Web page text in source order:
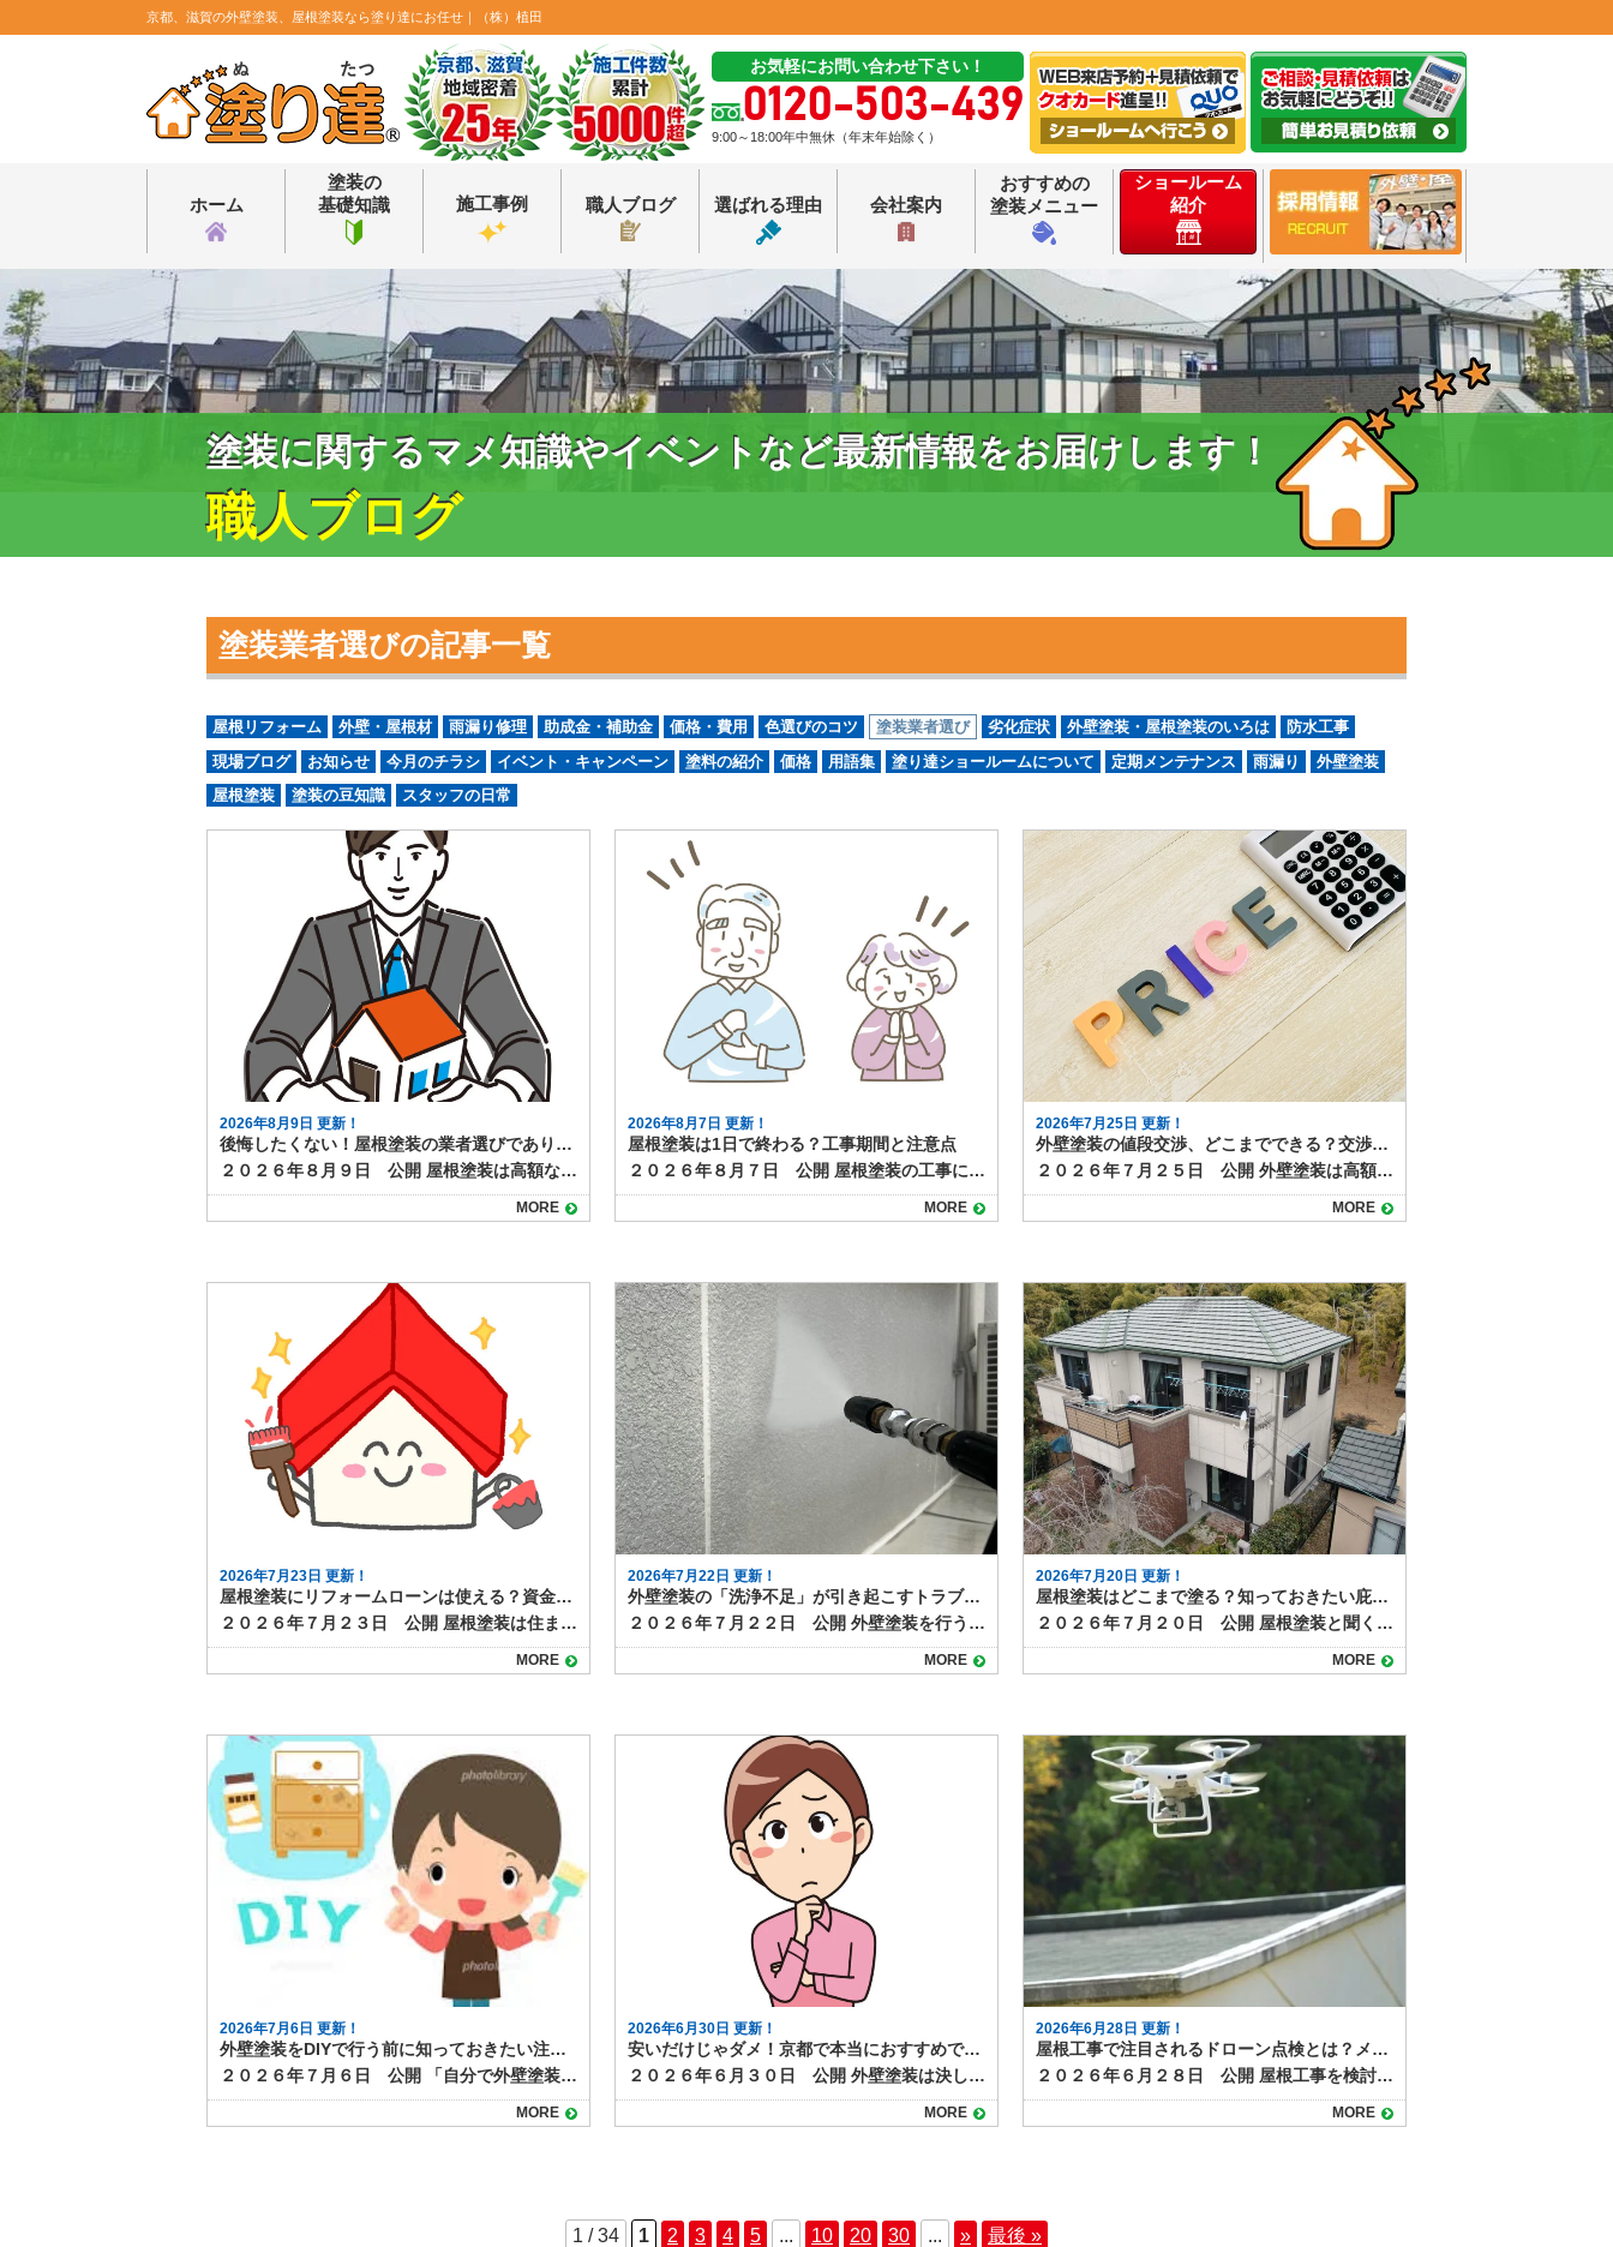
京都、滋賀の外壁塗装、屋根塗装なら塗り達にお任せ｜（株）植田
お気軽にお問い合わせ下さい！
0120-503-439
9:00～18:00年中無休（年末年始除く）
ホーム
塗装の
基礎知識
施工事例 職人ブログ 選ばれる理由 会社案内
おすすめの
塗装メニュー
ショールーム
紹介
塗装に関するマメ知識やイベントなど最新情報をお届けします！
職人ブログ
塗装業者選びの記事一覧
屋根リフォーム 外壁・屋根材 雨漏り修理 助成金・補助金 価格・費用 色選びのコツ 塗装業者選び 劣化症状 外壁塗装・屋根塗装のいろは
防水工事
現場ブログ
お知らせ 今月のチラシ イベント・キャンペーン 塗料の紹介 価格 用語集 塗り達ショールームについて 定期メンテナンス 雨漏り
外壁塗装
屋根塗装
塗装の豆知識 スタッフの日常
2026年8月9日 更新！
後悔したくない！屋根塗装の業者選びでありがちな失敗例と対策
２０２６年８月９日 公開 屋根塗装は高額な工事になることも多く、業者選びはとても重要です。 しかし、「しっかり調べたつもりだったのに…」「見積もりが安かったから決めたけど…」と、後悔してしまうケースも少なくありません。 今回は、屋根塗装の業者選びでよくある失敗例と、そうならないための対策についてご紹介します。 よくある失敗例①：金額だけで決めてしまった 「他社より10万円以上安かったから決めた」というように、費用だけで業者を選ぶと、必要な工程を省略されたり、品質の低い塗料が使われたりするケースがあります。 金額は大切な判断材料ですが、安さだけに飛びつくのはリスクも伴います。 ＜対策＞ 見積もりの内容を細かく確認し、価格だけでなく施工内容や保証、使用塗料などを比較しましょう。 2〜3社以上から相見積もりを取ることがおすすめです。 よくある失敗例②：実績や評判を確認しなかった 「近所で工事していると営業に来たから」「チラシを見たから」と、業者の実績や評判を調べずにとびついて契約してしまうと、後から「こんなはずじゃなかった」と感じることも。 施工後のトラブル対応が不十分だった、保証がなかったなどの声もよく聞かれます。 ＜対策＞ 施工事例や口コミ、Googleレビューなどを確認し、実績のある業者かどうかをチェックしましょう。ホームページやSNSでの発信も判断材料になります。近くで工事している業者の場合は、実際に施工した方に話をきくのも◎ よくある失敗例③：急かされ、よくわからないまま契約した 「今日契約すれば〇万円引きますよ！」というセールストークに流されたり、「とりあえず契約だけ！」「工事の日を押えるためにまずは契約を！」など、十分に検討できないまま契約してしまうケースもあります。 焦って決めてしまうと、確認が不十分になり、後悔につながる可能性が高まります。 ＜対策＞ 急かされても一度冷静になり、家族や第三者に相談する時間を確保しましょう。「その場で決めない」ことを意識すると失敗が防げます。 よくある失敗例④：保証内容を確認していなかった 施工後すぐに塗膜が剥がれたり、不具合が発生したときに「保証がなかった」「問い合わせても対応してくれない」といった問題が発覚することもあります。中には数年で施工店自体がなくなってしまっていることも。 耐久年数が１０年以上ある塗料の場合、お付き合いも長くなります。誠実な業者を選ぶのは、保証があるかどうかと並んで重要です。 ＜対策＞ 契約前に保証内容をしっかり確認し、口頭ではなく書面で取り交わしておくことが大切です。施工後のアフターフォロー体制も合わせて確認しましょう。 納得の屋根塗装工事は、信頼できる業者選びから！ 屋根塗装の失敗を防ぐためには、「価格」「実績」「口コミ」「保証内容」の4つをしっかりチェックすることがポイントです。 特に屋根塗装は見えにくい部分の工事となるため、信頼できる業者を選ぶことが何よりも大切です。地元で長年の実績がある専門業者であれば、地域の気候や建物の特徴を熟知しているため安心感もあります。 初めての屋根塗装でも、少しの注意と準備で失敗は防げます。焦らず、情報を集めて納得のいく業者選びを心がけましょう。 屋根塗装の事なら塗り達までお気軽にご相談ください！
MORE
2026年8月7日 更新！
屋根塗装は1日で終わる？工事期間と注意点
２０２６年８月７日 公開 屋根塗装の工事について、「作業は何日かかるのか」「1日で終わるのか」が気になる方も多いでしょう。 たしかに工事期間が短ければうれしいかもしれませんが、きちんと施工できていなければ意味がありませんよね。 結論から言うと、屋根塗装をしっかりと行う場合、1日で完了することはほとんどありません。ここでは、屋根塗装の一般的な工程と日数、1日で終わらせる場合の条件や注意点を解説します。 屋根塗装の一般的な工期 屋根塗装は下地処理から仕上げまで複数工程があり、通常は５〜7日程度かかります。工程は以下の通りです。 足場組立 屋根塗装は高所作業のため、必ず足場を組みます。足場組みは半日～１日で完了します。 高圧洗浄 屋根表面の汚れやコケ、古い塗膜を水圧で洗い落とします。洗浄後はしっかり乾燥させる必要があり、この時点で1日かかります。 下地処理・補修 ひび割れ補修や板金部分のケレン作業など、塗装前の準備を行います。屋根の大きさや劣化の程度によって作業量が異なりますか、およそ半日～１日かけて行います。 下塗り 塗料の密着性を高めるための下塗りを行います。乾燥時間は数時間〜1日必要です。 中塗り・上塗り 色付けと耐久性を高めるため、同じ塗料を2回塗り重ねます。塗り重ねの間にも乾燥時間を取ります。中塗り・上塗りともにしっかり乾燥時間を設けるので、最低でも２日以上はかかります。 仕上げ・点検・足場解体 塗り残しやムラのチェック、清掃などを行って完了です。 1日で終わる場合の条件 前項で見てきたように、屋根塗装の一般的な工程をすべて踏むとすると、１日で作業が終わることはありません。 部分補修のみなど特殊な条件の塗装であれば、1日で作業が終わるケースもあります。 ただし、これらはあくまで例外であり、耐久性や美観を長く保ちたい場合には不向きです。 無理に1日で終わらせるリスク 屋根塗装を早く終わらせたい！と無理やり１日で終わらせると次のようなリスク・デメリットがあります。 塗膜の耐久性低下 乾燥時間を十分に取らないと塗料の性能が発揮できず、剥がれやすくなります。グレードの高い塗料であれば耐久年数は２０年にもなりますが、施工不良によってわずか数年ではがれてきてしまうというケースも。 仕上がりのムラ 急いで塗ることで塗りムラや厚み不足が起こりやすくなります。厚み不足は塗膜が均一でない証拠なので、部分的に早く劣化したり、美観性が損なわれたりする原因になります。 屋根塗装は正しい施工で高品質メンテナンスになります 屋根塗装は品質を守るために、基本的には数日かけて行うのが理想です。1日で終わらせることは可能な場合もありますが、その多くは部分塗装や応急処置に限られます。長持ちする塗装を求めるなら、日数に余裕を持ち、しっかりと工程を踏む業者を選びましょう。 塗り達では、各工程を写真におさめ、正しい施工を遵守しています。高品質な屋根塗装なら塗り達にお任せください！
MORE
2026年7月25日 更新！
外壁塗装の値段交渉、どこまでできる？交渉ポイントと削れない項目とは？
２０２６年７月２５日 公開 外壁塗装は高額な費用がかかる工事です。そのため、見積もりを受け取った際に「高っ！もう少し安くならないかな・・・」と考える方は多いのではないでしょうか。 外壁塗装工事は、値段交渉が可能な場合があります。 しかし、とにかく安く！とむやみに費用を削ると、品質や耐久性が下がる恐れがあり注意が必要です。 本記事では、外壁塗装工事の費用の中で交渉できるポイントと、削らないほうが良い項目を解説します。 外壁塗装工事の値段交渉が可能なポイント 外壁塗装の見積もりには、材料費・人件費・足場代・諸経費などが含まれます。これらの内訳の中で交渉しやすいのは以下の部分です。 工事のタイミング 繁忙期を避けて工事を依頼すると、割引が適用される場合があります。施工店としてもスケジュールの空きを埋められるため柔軟に対応できます。施工店のチラシやキャンペーンをチェックしましょう。 塗料グレードの見直し 塗料は耐久年数によってグレードに分けられ、一般的に性能がよい塗料ほど価格も高くなります。 外壁塗装の見積では、何パターンかグレードの違う塗料を使った見積を作成できます。耐久性が15年以上の高級塗料と8～10年程度の中級グレードの塗料では見積金額を大きく変わります。耐久年数に納得できればグレードを落とすことで工事費用を抑えられます。 中には高性能で安さをうたった塗料もありますが、自社開発の塗料など、耐久性にエビデンスがない場合もあります。安いから！という理由で飛びつくのは避けたほうが安全です。 付帯部の施工範囲 雨戸や軒天など、今回は傷みが少ない箇所を見送り、必要になったタイミングで別途施工する方法もあります。塗装工事は塗装した分だけ費用がかかるため、早急に必要な部分だけの塗装にとどめる方法を検討するのも１つの方法です。 削らないほうが良い項目 次の項目については値下げによって品質が下がるリスクが高いため、削らないことをおすすめします。 下地処理費用 高圧洗浄やひび割れ補修などの工程を省くと、塗膜の密着が悪くなり、早期の剥がれやひび割れにつながります。必要な工程なので、個々をなくしていいから安くして！という交渉は避けましょう。 塗装回数 外壁塗装は通常、下塗り・中塗り・上塗りの3回塗りが基本です。その分人件費や塗料代かかるため、３回も必要ない！と回数を減らしてほしいという交渉があります。しかし塗装の回数を減らすと耐久性が著しく低下し、メンテナンス工事の意味がなくなってしまうため、回数を減らして費用を抑える方法はおすすめできません。 職人の人件費を削る交渉 人件費を大幅に下げると、経験の浅い職人や短工期施工になり、仕上がり品質に影響します。 足場代 外壁塗装工事は高所作業が必要になるため、足場の設置は必須です。しかし戸建では足場を組むだけでおよそ20万円くらいの費用がかかるため、「足場なしで工事して！」「はしごでできない？」という交渉をされるケースがあります。 足場を組む意味は、高所でも安全に作業をするためであり、作業効率をよくすることで仕上がりを美しくする意味もあります。必須の足場をなくすと、何かあったときに工事自体が止まってしまったり、仕上がりに影響があることもあるのでお勧めしません、 外壁塗装工事の費用交渉時の注意点 値段交渉では、単純な値下げ要求ではなく「この条件で工事内容を調整できるか」という相談の形が望ましいです。施工店も利益を確保しながら品質を保つ方法を提案しやすくなります。複数社の見積もりを比較し、相場を把握した上で交渉すると、よりスムーズに進みます。 塗装工事は形のある完成品ではなく、向こう１０年くらいの耐久年数に対してお金を払います。むやみに安さだけを求めると耐久年数や品質に影響があることを知り、上手に交渉をしましょう。 塗り達ではシーズンごとにキャンペーンを実施しています。ぜひホームページでお得な情報をキャッチしてください、見積や施工提案は随時受け付けています。お気軽にご相談ください！！
MORE
2026年7月23日 更新！
屋根塗装にリフォームローンは使える？資金面で後悔しないための注意点とは
２０２６年７月２３日 公開 屋根塗装は住まいを長持ちさせるために欠かせない工事です。 しかし工事にはまとまった費用が必要になるため、「いますぐ資金が用意できない」「リフォームローンを使いたい」と考える方も少なくありません。結論からいえば、屋根塗装でもリフォームローンの利用は可能です。借入時にはいくつかの注意点があり事前に知っておくと安心できます。 この記事では、屋根塗装にリフォームローンを活用できる理由や、ローン選びのポイント、契約時に確認すべき注意点について解説します。 屋根塗装にリフォームローンが使える理由 リフォームローンとは、自宅の改修・修繕・増築などに使える専用のローンです。屋根塗装は「住宅の維持に必要なメンテナンス」として位置づけられているため、金融機関のほとんどがリフォームローンの対象工事に含めています。 以下のようなケースでは、リフォームローンが有効です。 築10～15年で塗り替えが必要になったが、手元資金に余裕がない 雨漏りが不安なため、早めに塗装しておきたい 足場を組むので、屋根と外壁をまとめて塗装したい 劣化が進んでおり、放置すれば工事費が高くなる恐れがある 資金がないからと工事を先延ばしにして状態が悪化するよりも、ローンを使って早期対応するほうがトータルコストを抑えられるケースも多いため、リフォームローンを使うことは、資金計画のひとつとして有効な手段といえるでしょう。 屋根塗装でリフォームローンを利用する際の注意点 屋根塗装にリフォームローンを使う際は、いくつかの注意点もあります。 以下のポイントを押さえておきましょう。 1. 金利と返済期間を事前に確認する リフォームローンには「無担保型（保証人・担保不要）」「有担保型（住宅を担保にする）」の2種類があります。無担保型は手軽ですが金利がやや高めで返済期間も短めです。 一方、有担保型は低金利で長期返済が可能ですが、審査には時間がかかるため、急ぎ工事が必要な場合には不向きなケースがあります。 ご自身の資金状況や必要な工事スケジュールに応じて選ぶことが大切です。 2. 工事内容がローンの対象になるかを確認する 金融機関によっては、塗装工事のうち「美観目的の部分」は対象外とされる場合があります。屋根の遮熱塗装やデザイン性重視の塗料などを希望する場合は、契約前に工事内容と見積書を提出して、ローン対象範囲を確認しておきましょう。 3. 業者がローン対応しているかも要チェック 一部の塗装業者では、提携ローンや信販会社を通じた分割払いサービスを提供していることがあります。金融機関の審査よりも柔軟で、金利や手数料も比較的わかりやすいのが特徴です。 金利が高めに設定されている場合もあるため、複数のローンと比較して総支払額をチェックしておくと安心です。 4. 審査には事前準備が必要 リフォームローンには借入のための審査があり、本人確認書類・収入証明・工事見積書などが必要です。また、申し込みから融資実行までに1週間〜3週間程度かかることが多く、「急ぎで塗装が必要」な場合はスケジュールに余裕を持つことが大切です。 屋根塗装にリフォームローンは有効な選択肢。計画的な利用が安心のカギ 屋根塗装は住宅を守るための重要なメンテナンスであり、資金の準備が難しい場合はリフォームローンの利用が有用になるケースもあります。。資金の不安から必要な工事を先延ばしにすると、雨漏りなどの被害につながり、結果的に修繕費がかさんでしまうこともありますので、適切なタイミングで工事を行うことが重要です。 リフォームローンをうまく活用すれば、タイミングを逃さず屋根塗装を行うことができ、結果的に賢い判断になるケースがあります。 塗り達では、提携ローンのご紹介が可能です。資金計画に不安がある場合は、工事前にご相談ください。
MORE
2026年7月22日 更新！
外壁塗装の「洗浄不足」が引き起こすトラブルとは？失敗を防ぐためのチェックポイント
２０２６年７月２２日 公開 外壁塗装を行う前には、必ず下地処理が行われます。なかでも高圧洗浄作業は仕上がりや耐久性において大変重要な工程です。 しかし、中には洗浄作業が不十分なまま塗装を進めてしまい、施工後すぐにさまざまなトラブルが起こるケースも少なくありません。高圧洗浄作業は工事完了後はもちろん、作業完了直後もきちんと行われているかどうか、見た目にはわかりにくい作業ですが、外壁塗装の品質を大きく左右する工程です。 この記事では、洗浄不足が原因で起きやすい代表的なトラブルと、そうした事態を防ぐためのポイントをわかりやすく解説します。 塗装前の洗浄が不十分だとどんな問題が起きるのか？ 外壁は長年の風雨や排気ガス、カビ・コケ・ほこりなどで汚れが蓄積しています。 こうした汚れが残ったまま塗料を塗ると、塗膜が外壁にしっかり密着せず、施工後すぐに不具合が生じることがあります。 具体的には、以下のようなトラブルが報告されています。 塗膜の剥がれや浮き：汚れの上に塗料を塗ると密着性が低くなり、短期間で剥離や浮きが発生します。特に日当たりのよい面や雨の当たりやすい面で目立ちやすくなります。 色ムラ・仕上がり不良：汚れが残っていると塗料の吸い込みにムラが出たり、部分的にツヤや色合いが違って見えることがあります。 耐久性の低下：塗料本来の耐用年数を発揮できず、数年で再塗装が必要になるケースもあります。 カビ・コケの再発：表面だけきれいに見えても、洗浄が甘いと微生物が残り、塗膜の下で繁殖して再び外壁を汚染する恐れがあります。 これらの症状はすぐに気づかない場合もあり、「せっかく外壁塗装したのに、数年で見た目が悪くなった」といった不満につながることも少なくありません。 なぜ塗装前の洗浄不足が起こるのか？ 外壁塗装の現場では、工程ごとに職人の技術と丁寧さが問われます。 高圧洗浄作業は、塗装と違って見栄えのする仕事ではなく、手間もかかるため、経験の浅い業者や格安業者では時間をかけずに簡単に済ませてしまう例があります。 また、高圧洗浄の際に圧力が弱すぎたり、汚れのひどい箇所に重点的に対応しなかったりと、部分的な手抜きもトラブルの原因となります。外壁の状態を見ながら適切な下地処理が求められる作業です。 トラブルを防ぐには、事前の確認と信頼できる業者選びが大切 外壁塗装の洗浄不足によるトラブルを防ぐには、依頼する業者の姿勢や施工管理体制を確認することが重要です。以下のような点をチェックしておくと安心です。 高圧洗浄の時間や方法をしっかり説明してくれるか 外壁の素材に合わせた洗浄対応をしてくれるか 施工前に「どこまで洗浄するか」の確認や写真記録があるか 工程ごとの報告や施工写真を提出してくれるか また、過去の施工事例や口コミなどで「仕上がりの耐久性」や「対応の丁寧さ」に定評がある塗装専門店を選ぶことも、長持ちする塗装につながります。工事完了後すぐの状態がいくらキレイでも、耐久年数１０年が実際に実現できているのか、過去の施工事例や口コミで確認しましょう。 洗浄は見えにくい「工事品質」を左右する重要工程 外壁塗装は見た目を美しく整えるだけでなく、住宅の防水性や耐久性を守る大切な工事です。そしてその仕上がりは、塗装前の洗浄作業の質に大きく左右されます。 洗浄不足は、塗装後すぐには表面に現れにくいものの、後々トラブルとして住まいにダメージをもたらします。後悔しないためにも、信頼できる施工店としっかり相談しながら、下地処理まで丁寧に仕上げてもらいましょう。 塗り達では各工程を写真に収め、工事写真帳として記録しています。見えない部分も手を抜かず最高品質の塗装工事をご提供いたします。外壁塗装工事なら塗り達にご相談ください！！
MORE
2026年7月20日 更新！
屋根塗装はどこまで塗る？知っておきたい庇や下屋根の扱いも解説
２０２６年７月２０日 公開 屋根塗装と聞くと「建物のいちばん上にある大きな屋根」を思い浮かべる人が多いですが、実際の工事ではどこまでを屋根とするのか、塗装の範囲に迷うことがあります。 住宅には複数の屋根構造が存在し、塗装の対象になる部分とならない部分が分かれることもあります。事前に屋根塗装の範囲を把握しておくことで、見積もりや仕上がりに対する納得感も大きく変わってきます。 本記事では、屋根塗装の範囲や、庇や下屋根についても解説します。 屋根塗装とは「屋根材を塗装する工事」 屋根塗装で塗るのは、スレート瓦、金属屋根、セメント瓦などの屋根材の表面です。主に紫外線や雨風から守るために防水性や遮熱性のある塗料を使用します。屋根の劣化を抑え、見た目も美しく保つのが目的です。ただし、塗装が適さない瓦屋根（日本瓦など）は基本的に屋根塗装の対象外となります。 庇（ひさし）や下屋根も屋根塗装の対象になる？ 住宅には、1階部分に張り出した屋根や玄関の上にある庇など、小さな屋根構造が複数あります。以下はそれぞれの特徴と、屋根塗装に含まれるケースです。 下屋根（げやね） 1階の上部に取り付けられた屋根で、主屋根よりも小型です。下屋根も雨風の影響を受けやすく、同じ屋根材が使われていれば塗装対象に含まれることが一般的です。 庇（ひさし） 玄関や窓の上にある小さな屋根部分です。金属製やスレート系の庇であれば塗装対象になりますが、素材や劣化状況によっては板金交換が必要になる場合もあります。 屋根裏や破風（はふ）・鼻隠し（はなかくし）などの付帯部 これらは屋根そのものではありませんが、屋根とセットで塗装されることが多い場所です。外観全体のバランスや防水対策のためにも、同時に塗装するのがおすすめです。屋根の一部ととらえる場合と、付帯部として別途見積するケースがあります。 見積時には「どこまで塗るか」を明確に 屋根塗装を依頼する際は、どの範囲を塗るのかを明確に確認することが重要です。見積もり書に「屋根塗装一式」とだけ書かれていると、庇や下屋根が含まれていない場合があります。「主屋根のみか」「下屋根・庇も含まれるか」を具体的に業者に確認しましょう。すべて塗ってもらえるものと思って契約し、工事が終わってみると、ところどころ塗られていなかった、ということがないようにしっかり確認しておくことが大切です。 屋根塗装も塗り達にお任せ！ 屋根塗装は単に一枚屋根を塗る作業ではなく、庇・下屋根・破風など関連する部位を含めたメンテナンスが理想的です。住宅の屋根構造を正しく理解し、塗装対象を明確にしておくことで、施工後の満足度が高まります。外壁塗装と同時に依頼することで足場代も節約できるため、トータルでの住宅メンテナンスを考える際には、塗装範囲についてしっかり確認しておきましょう。 屋根塗装のことなら塗り達にお任せ下さい！
MORE
2026年7月6日 更新！
外壁塗装をDIYで行う前に知っておきたい注意点と、プロに依頼するメリット
２０２６年７月６日 公開 「自分で外壁塗装をやってみようかな…」「DIYでも外壁塗装ってできるのか」 自分好みにカスタマイズした自宅で快適に過ごしたい・・・と外壁塗装のDIYを考える方も少なくありません。 ホームセンターや通販で塗料や道具が手軽に手に入り、塗装に関する情報も動画でたくさん紹介されているので、DIYでもできそう！と挑戦したくなるでしょう。 しかし、外壁塗装は見た目以上に専門性が高く、注意すべき点も多くあります。 この記事では、外壁塗装をDIYで行う際の注意点や基本的な手順、そして施工店に依頼する場合のメリットについて解説します。外壁塗装をDIYでしてみようかな？という方はぜひご一読ください。 DIYで外壁塗装する場合の注意点 DIYで外壁塗装をする場合、まずは次のような点に注意が必要です。 足場の設置と安全性の確保 外壁全体を塗装するには高所作業が必要になります。足場を自分で組むのは危険を伴い、転倒や落下事故のリスクも。十分な安全対策が取れない場合は無理をしないことが大切です。 下地処理の重要性 塗装前の下地処理（高圧洗浄、ひび割れ補修、コーキングの打ち直しなど）が不十分だと、塗膜がすぐに剥がれる原因になります。下地処理は仕上がりの品質や耐久性を大きく左右するため塗装工程の中でも特に重要です。 塗料選びと塗り方 外壁塗装の耐久性は塗料のグレードのほか、下地の外壁材に合った塗料を選ぶ必要ことが大切です。下地に合わない塗料を選んでしまうと、期待されるような十分な効果が発揮されません。また、塗料には塗布量や乾燥時間の目安があり、誤った塗り方ではムラや剥離が発生する可能性があるため、扱い方には慎重になる必要があります。 施工時間と天候の管理 塗装作業は晴れが続く日に行います。塗料は水分を嫌い、乾燥時間が最も大切だからです。雨や湿気の多い日には施工できず、スケジュール管理が難しいため、予想より工期が伸びなかなか工事が終わらないということもあります。 外壁塗装DIYの基本的な流れ 外壁塗装をDIYで行う場合も、基本的には施工店が行う手順と同じです、簡単に流れを確認しておきましょう。 塗装面の汚れを高圧洗浄などで除去 ひび割れやコーキング部分の補修 養生（窓・玄関など塗らない箇所を保護） 下塗り→中塗り→上塗りの3回塗り 乾燥・片付け 外壁塗装ではこれら一連の工程を正しく適切に行う必要があり、作業には数日～1週間程度かかるのが一般的です。 ▶外壁塗装の手順について詳しい内容はこちら 京都・滋賀の外壁塗装・屋根塗装・雨漏りなら塗り達へ外壁塗装の全工程まとめ 完成までにかかる期間も解説 l塗り達https://nuritatsu.com/blog/48846/２０２４年６月５日 公開外壁塗装には多くの工程があります。１つ１つに役割があり決して無駄な作業はありません。今回は、外壁塗装の全工程を写真付きで解説します。完成までにかかる期間も解説していますので、工事の参考にしてみてくださいね。外壁塗装工事の工程外壁塗装工事の工程には、多くの作業があります。今回は基本的な塗装工事を行った場合の工程について解説していきます。①足場組立職人の安全確保のため、また作業効率確保のため足場を設置します。大きさにもよりますがおよそ半日で組み終えます。 ②高圧洗浄水圧... プロの施工店に依頼するメリット DIYでの外壁塗装は思ったよりも難しそう・・・そんな方は塗装のプロにお任せしましょう。 塗装専門店など塗装工事のプロに依頼するメリットはたくさんあります。 仕上がりの美しさと耐久性が高い 塗装のプロは、外壁の状態や素材に応じて、最適な塗料と施工方法を選択します。均一でムラのない仕上がりは、プロならでは。DIYとは一味違う仕上がりになります。 施工保証がつくことが多い DIYでは失敗しても不具合が出てもすべて自分の責任になり、当然やり直すのもご自分になります。 塗装業者によっては5〜10年の保証がつくこともあり、万が一の不具合時にも安心です。 安全な足場や専用機材の使用 塗装のプロは足場をしっかり組み、安全対策を徹底しています。また、高圧洗浄機やローラー、吹き付け機なども専用機材を使用するため、効率と品質が両立できます。 手間や時間をかけずに済む DIYはお仕事や家事の合間をぬって行うことになりますが、まとまった時間がとりにくいと作業がなかなか進みません。 外壁塗装は思った以上に時間がかかるため、生活への影響も考慮する必要があります。施工店に依頼するば、お仕事やお出かけに間にも工事が進み、お天気の影響がなければおよそ１週間くらいで工事が終わります。 後片付けなどの業者がしてくれるので、手間と時間をかけられないという方には、施工店へ依頼するメリットは大変大きいでしょう。 塗装のDIYは大変そう・・・その工事、塗り達にお任せください！ 外壁塗装をDIYで行うことは不可能ではありませんが、労力・リスク・仕上がりのクオリティを考えると、決して簡単な作業ではありません。下地処理や安全面に不安がある場合は、無理をせず専門の塗装業者に相談することをおすすめします。 外壁塗装の事なら塗り達にお任せください！費用だけでなく、長期的な安心と耐久性を考慮して、上手に施工店へ依頼してくださいね。
MORE
2026年6月30日 更新！
安いだけじゃダメ！京都で本当におすすめできる外壁塗装業者とは」
２０２６年６月３０日 公開 外壁塗装は決して安くはない工事です。 「なるべく費用を抑えたい」「なんとか安くできないかな？」と考える方が多いのも当然かもしれません。 京都でも価格をウリにした塗装業者は数多くあります。しかし、「安い」ことだけに注目してしまうと、仕上がりや保証面でトラブルになるケースも少なくありません。 この記事では、京都で外壁塗装が安い業者を選ぶときの注意点と、安心して依頼できる業者を見つけるためのチェックポイントを解説します。 外壁塗装成功のポイント…安さだけに飛びつくのは危険 外壁塗装工事は、使用する塗料の耐久性にもよりますが、およそ１０年くらいはもつといわれる工事です。 しかし、安価で質の悪い工事をしてしまうと、期待していたほど耐久性が出ないということもあり、せっかく費用をかけて工事をしても無駄な買い物になってしまいかねません。 向こう１０年間の外壁の保護の費用として考えると、安すぎる工事費用には少し心配になってしまうでしょう。 外壁塗装の費用は、建物の大きさや使用する塗料の種類、下地の状態などによって変わります。そのため、極端に安い見積もりを提示する業者には注意が必要です。 たとえば、 詳細な現地調査をせずに見積もりを出す 足場や下地補修など必要な工程が含まれていない 使用する塗料が極端にグレードの低いもの 保証内容が不明瞭、もしくは保証がない などの見積や契約書を提示してくる施工店では工事の質に疑問が残ります。 質の悪い工事を行う業者に依頼してしまうと、数年以内に塗膜が剥がれる、雨漏りが起きるといった問題が発生し、結局は再工事で高くつくことになりかねません。 「安くて信頼できる業者」の見極めのポイント 価格が抑えられていて、なおかつ信頼できる業者を見つけるには、次のような点をチェックするとよいでしょう。 自社施工で中間マージンが発生しない 地元密着で実績が多く、口コミ評価が高い 現地調査・見積もりが丁寧で、内容が明確 見積書に使用塗料・塗装回数・保証内容が明記されている 国家資格（例：一級塗装技能士）を持つ職人が在籍している とくに京都のような地域密着型のサービスが重視されるエリアでは、地元で長く営業している専門店に相談するのが安心できるでしょう。 相見積もりで適正価格を知る 業者を選ぶ前に、必ず複数社から見積もりを取り、比較することが大切です。 相見積もりをすることで、以下のようなメリットがあります。 業者ごとの価格帯や提案内容の違いがわかる 不自然に安い見積もりの理由が判断しやすくなる 価格交渉がしやすくなる 比較の際は「価格」だけでなく、「内容」と「保証」にもしっかりと目を向けて、総合的に判断しましょう。 京都の外壁塗装なら塗り達！ 京都で外壁塗装の費用を抑えたいと考えるなら、「安さ」だけでなく「内容」と「信頼性」もセットで確認することが重要です。極端に安い見積もりにはリスクがあり、長い目で見ると高くつくこともあります。 適正価格で、必要な工程をきちんと踏んだ塗装を行ってくれる地元の専門業者に相談し、相見積もりを取ってじっくり比較検討しましょう。信頼できる業者を選べば、コストを抑えつつ、長持ちする安心の塗装が実現できます。 塗り達は、地元京都密着25年の外壁塗装専門の施工店です。戸建て住宅の塗り替えから新築の外壁塗装、マンションのメンテナンス工事まで幅広く施工しております。 外壁塗装工事は選びやすいパック商品をご用意！見積・外壁診断・施工提案はすべて無料で対応しています。 高品質な外壁塗装なら、ぜひ一度塗り達にご相談ください！
MORE
2026年6月28日 更新！
屋根工事で注目されるドローン点検とは？メリットとできることをわかりやすく解説
２０２６年６月２８日 公開 屋根工事を検討する際に重要なのが、工事前に行う点検です。 従来は職人がはしごを使って屋根に上り、目視で点検するのが一般的でしたが、近年ではドローンを使った屋根点検が広がりつつあります。 この記事では、ドローン点検のメリットや、実際にどのようなことができるのかについて解説します。 ドローン点検とは？ ドローン点検とは、小型無人飛行機であるドローンに搭載されたカメラを使って上空から屋根の状態を撮影・確認する点検方法です。 操縦者は地上からドローンを操作し、屋根の上に登ることなく全体の状態を把握できるため、近年多くのリフォーム業者が採用しています。 ドローン点検の主なメリット ドローンを使って屋根の点検を行うことには、 安全性が高い 屋根の全体像や細部を高画質で記録できる 人が立ち入れない狭い場所や傾斜のきつい屋根でも点検できる 撮影した映像をお客様と共有し、映像や写真をご覧いただける 点検時間が短縮できる などのメリットがあります。 特に勾配のきつい屋根など、作業リスクの高い建物では、ドローン点検の導入により安全で効率的な調査が可能になります。 また、業者が目視するだけではなく映像や写真として記録しておけるため、見直しした、お客様にも屋根の状態を目で見て確認していただける点が特徴です。 ドローン点検でわかること ドローンは操作性が高く、上空からかなり屋根に近い場所まで近づくこともできます。またカメラのズーム機能を使って一枚一枚の屋根材も確認できるため、ひび割れ、ズレ、欠損 ・棟板金や雨樋の浮きや破損 ・コケやカビの発生状況 ・塗装の剥がれや色あせ ・雨漏りのリスクが高い箇所などを詳細に確認できます。 ドローンの情報をもとに、どの部分を補修すべきか、塗装や葺き替えの時期かどうかなどの判断がしやすくなります。 また、記録として写真や動画を残しておけるため、今後のメンテナンスにも役立ちます。 ドローン点検の注意点 ドローン点検は天候の影響を受けやすいため、風の強い日や雨天時は実施できない場合があります。また、住宅密集地ではプライバシーや航空法上の配慮も必要です。 依頼する業者が国の許可を得てドローンを運用しているか、安全対策が整っているかを事前に確認することも大切です。 塗り達でもドローン点検も行っています 屋根工事におけるドローン点検は、従来の点検方法に比べて安全かつ効率的で、信頼性の高い調査を可能にします。 屋根の状態を客観的に把握したい方や、点検の安全性・精度を重視する方にとって、ドローン点検は非常に有用な方法といえるでしょう。 塗り達では、屋根点検にドローンを積極活用中！屋根の状態をお客様にもご覧いただけるのでご好評いただいています。 屋根点検・屋根工事のご相談は塗り達まで！
MORE
1 / 34 1 2 3 4 5 ... 10 20 30 ... » 最後 »